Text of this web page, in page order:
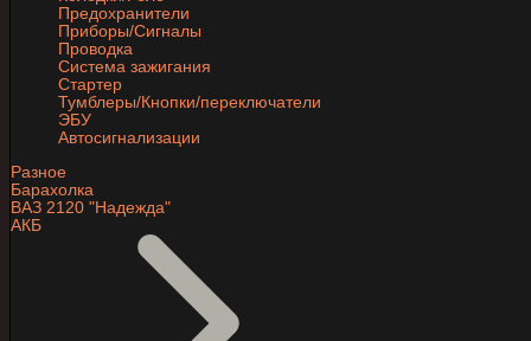
Предохранители
Приборы/Сигналы
Проводка
Система зажигания
Стартер
Тумблеры/Кнопки/переключатели
ЭБУ
Автосигнализации
Разное
Барахолка
ВАЗ 2120 "Надежда"
АКБ